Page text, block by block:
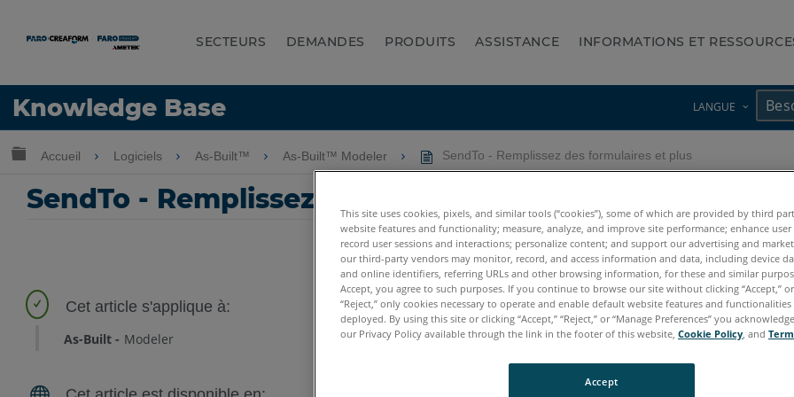
SECTEURS DEMANDES PRODUITS ASSISTANCE INFORMATIONS ET
Knowledge Base LANGUE
LANGUE
Développer/réduire la hiérarchie globale
Accueil Logiciels As-Built™ As-Built™ Modeler SendTo - Remplissez des formulaires et plus
SendTo - Remplissez des formulaires et plus
As-Built Modeler
This site uses cookies, pixels, and similar tools (“cookies”), some of which are provided by third
website features and functionality; measure, analyze, and improve site performance; enhance user
record user sessions and interactions; personalize content; and support our advertising and
our third-party vendors may monitor, record, and access information and data, including device
and online identifiers, referring URLs and other browsing information, for these and similar
Accept, you agree to such purposes. If you continue to browse our site without clicking “Accept,”
“Reject,” only cookies necessary to operate and enable default website features and
deployed. By using this site or clicking “Accept,” “Reject,” or “Manage Preferences” you
our Privacy Policy available through the link in the footer of this website, Cookie Policy, and
Accept